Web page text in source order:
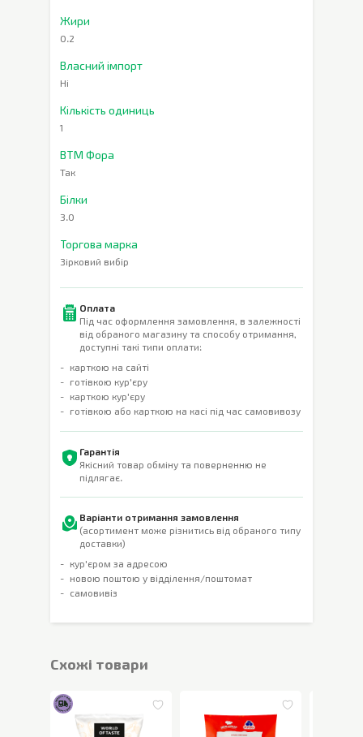
Жири
0.2
Власний імпорт
Ні
Кількість одиниць
1
ВТМ Фора
Так
Білки
3.0
Торгова марка
Зірковий вибір
Оплата
Під час оформлення замовлення, в залежності
від обраного магазину та способу отримання,
доступні такі типи оплати:
карткою на сайті
готівкою кур'єру
карткою кур'єру
готівкою або карткою на касі під час самовивозу
Гарантія
Якісний товар обміну та поверненню не
підлягає.
Варіанти отримання замовлення
(асортимент може різнитись від обраного типу
доставки)
кур'єром за адресою
новою поштою у відділення/поштомат
самовивіз
Cхожі товари